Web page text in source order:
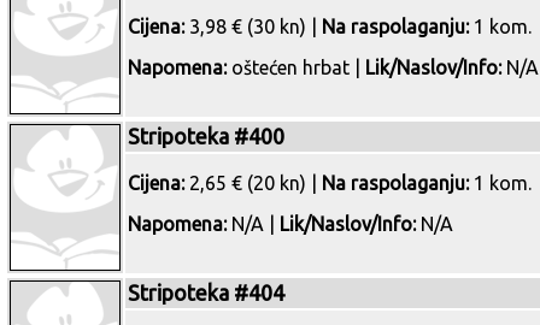
Cijena:3,98 € (30 kn) | Na raspolaganju:1 kom.
Napomena:oštećen hrbat | Lik/Naslov/Info:N/A
Stripoteka #400
Cijena:2,65 € (20 kn) | Na raspolaganju:1 kom.
Napomena:N/A | Lik/Naslov/Info:N/A
Stripoteka #404